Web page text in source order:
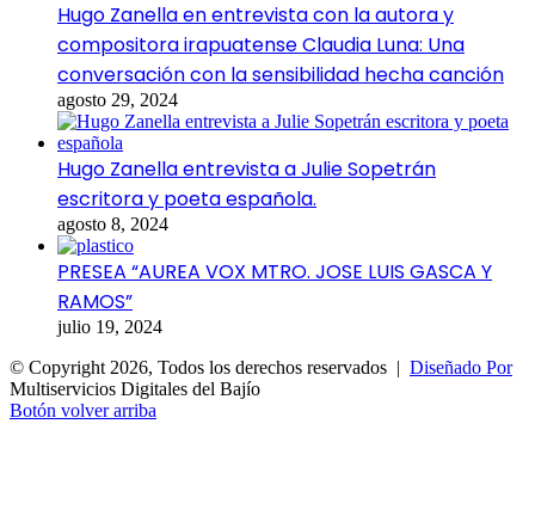
Hugo Zanella en entrevista con la autora y
compositora irapuatense Claudia Luna: Una
conversación con la sensibilidad hecha canción
agosto 29, 2024
Hugo Zanella entrevista a Julie Sopetrán
escritora y poeta española.
agosto 8, 2024
PRESEA “AUREA VOX MTRO. JOSE LUIS GASCA Y
RAMOS”
julio 19, 2024
© Copyright 2026, Todos los derechos reservados | Diseñado Por
Multiservicios Digitales del Bajío
Botón volver arriba